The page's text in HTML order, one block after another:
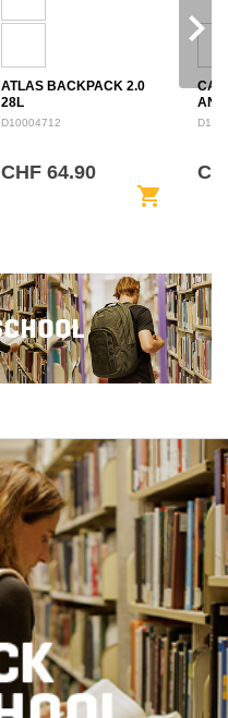
ATLAS BACKPACK 2.0
28L
D10004712
CHF 64.90
shopping_cart
navigate_next